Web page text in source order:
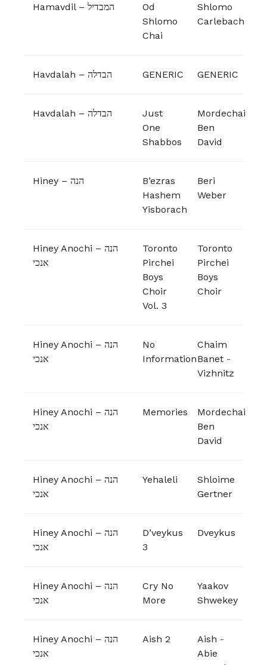
Hamavdil – המבדיל
Od
Shlomo
Chai
Shlomo
Carlebach
Havdalah – הבדלה GENERIC GENERIC
Havdalah – הבדלה
Just
One
Shabbos
Mordechai
Ben
David
Hiney – הנה
B’ezras
Hashem
Yisborach
Beri
Weber
Hiney Anochi – הנה
אנכי
Toronto
Pirchei
Boys
Choir
Vol. 3
Toronto
Pirchei
Boys
Choir
Hiney Anochi – הנה
אנכי
No
Information
Chaim
Banet -
Vizhnitz
Hiney Anochi – הנה
אנכי
Memories
Mordechai
Ben
David
Hiney Anochi – הנה
אנכי
Yehaleli
Shloime
Gertner
Hiney Anochi – הנה
אנכי
D’veykus
3
Dveykus
Hiney Anochi – הנה
אנכי
Cry No
More
Yaakov
Shwekey
Hiney Anochi – הנה
אנכי
Aish 2 Aish -
Abie